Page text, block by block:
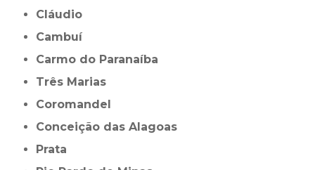
Cláudio
Cambuí
Carmo do Paranaíba
Três Marias
Coromandel
Conceição das Alagoas
Prata